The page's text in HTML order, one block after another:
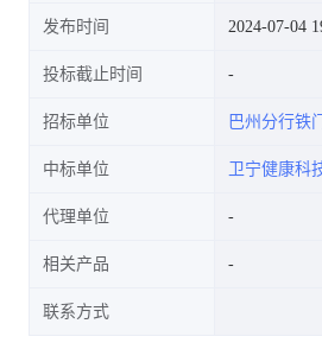
发布时间 2024-07-04
投标截止时间
招标单位 巴州分行铁
中标单位 卫宁健康科
代理单位
相关产品
联系方式